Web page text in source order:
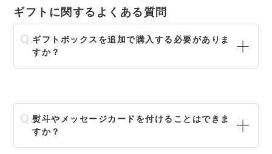
ギフトに関するよくある質問
ギフトボックスを追加で購入する必要がありま
すか？
熨斗やメッセージカードを付けることはできま
すか？